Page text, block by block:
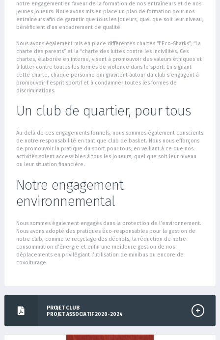
notre engagement en faveur de la formation de nos entraîneurs et de nos
jeunes joueurs. Nous avons mis en place un plan de formation pour nos
entraîneurs afin de garantir que tous les joueurs, quel que soit leur niveau,
bénéficient d’un encadrement de qualité.
Nous avons également mis en place différentes chartes “l’Eco-Sharks”, “La
charte des parents” et la “charte des luttes contre les incivilités. Ces
chartes, élaborée en interne, visent à promouvoir des valeurs éthiques et
à lutter contre toutes les formes de violence dans le sport. En signant
cette charte, chaque personne qui gravitent autour du club s’engagent à
promouvoir l’esprit sportif et à condamner toutes les formes de
discriminations.
Un club de quartier, pour tous
Au-delà de ces engagements formels, nous sommes également conscients
de notre responsabilité en tant que club de basket. Nous nous efforçons
de promouvoir la pratique du sport pour tous, en veillant à ce que nos
activités soient accessibles à tous les joueurs, quel que soit leur niveau
ou leur situation financière.
Notre engagement
environnemental
Nous sommes également engagés dans la protection de l’environnement.
Nous avons adopté des pratiques éco-responsables pour la gestion de
notre club, comme le recyclage des déchets, la réduction de notre
consommation d’énergie et enfin une meilleure gestion de nos
déplacements en privilégiant l’utilisation de minibus ou encore de
covoiturage.
PROJET CLUB
PROJET ASSOCIATIF 2020-2024